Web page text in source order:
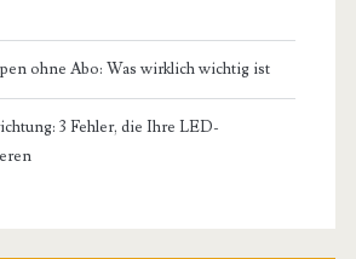
ohne Abo: Was wirklich wichtig ist
3 Fehler, die Ihre LED-